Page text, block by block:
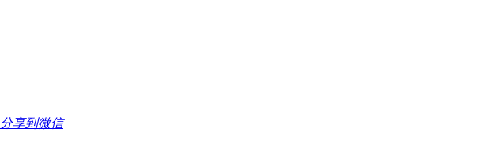
分享到微信